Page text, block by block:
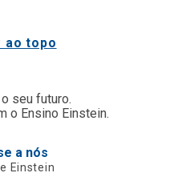
ao topo
seu futuro.
o Ensino Einstein.
a nós
Einstein